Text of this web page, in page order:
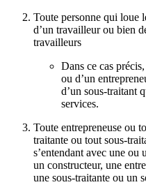
Toute personne qui loue
d’un travailleur ou bien
travailleurs
Dans ce cas
ou d’un
d’un sous-traitant
services.
Toute entrepreneuse ou
traitante ou tout sous-
s’entendant avec une
un constructeur, une
une sous-traitante ou un